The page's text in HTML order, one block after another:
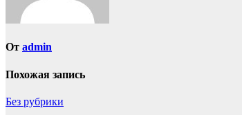
От admin
Похожая запись
Без рубрики